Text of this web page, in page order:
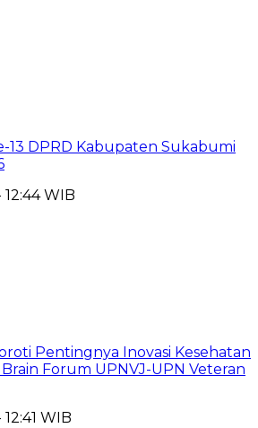
13 DPRD Kabupaten Sukabumi
12:44 WIB
Pentingnya Inovasi Kesehatan
Forum UPNVJ-UPN Veteran
WIB